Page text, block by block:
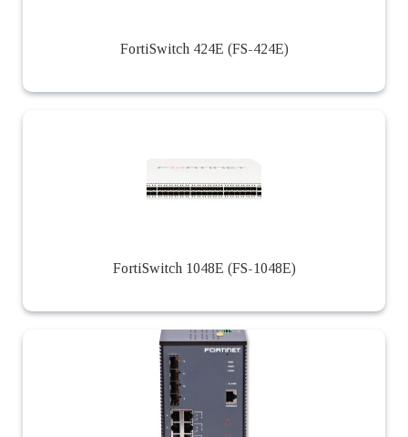
FortiSwitch 424E (FS-424E)
FortiSwitch 1048E (FS-1048E)